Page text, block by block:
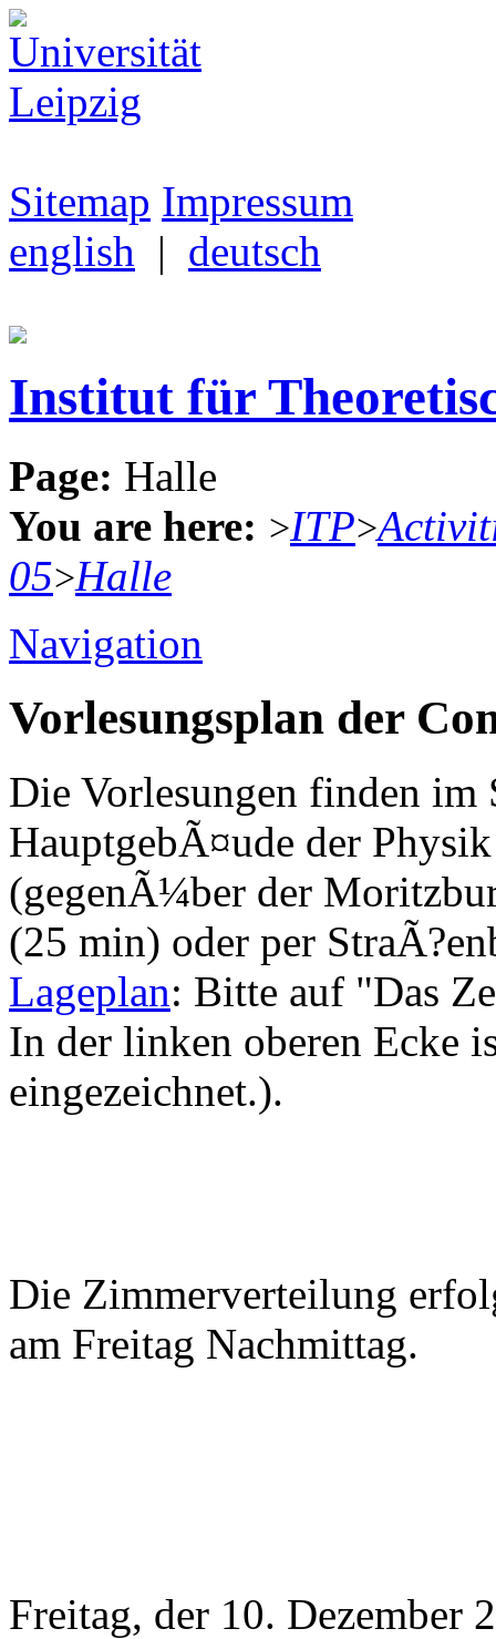
Sitemap Impressum
english | deutsch
Institut für
Page: Halle
You are here: >ITP>
05>Halle
Navigation
Vorlesungsplan der
Die Vorlesungen finden im
HauptgebÃ¤ude der
(gegenÃ¼ber der
(25 min) oder per
Lageplan: Bitte auf "Das
In der linken oberen Ecke
eingezeichnet.).
Die Zimmerverteilung
am Freitag Nachmittag.
Freitag, der 10. Dezember